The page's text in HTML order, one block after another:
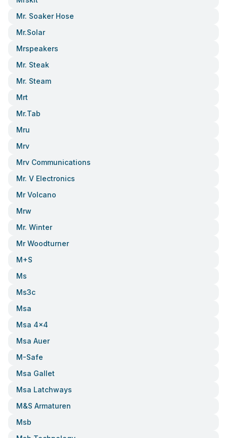
Mr. Soaker Hose
Mr.solar
Mrspeakers
Mr. Steak
Mr. Steam
Mrt
Mr.tab
Mru
Mrv
Mrv Communications
Mr. V Electronics
Mr Volcano
Mrw
Mr. Winter
Mr Woodturner
M+s
Ms
Ms3c
Msa
Msa 4x4
Msa Auer
M-Safe
Msa Gallet
Msa Latchways
M&s Armaturen
Msb